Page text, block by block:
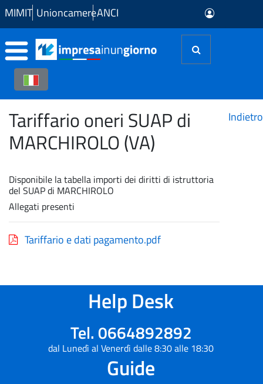
Skip to Main Content
MIMIT UnioncamereANCI
Tariffario oneri SUAP di
MARCHIROLO (VA)
Disponibile la tabella importi dei diritti di istruttoria
del SUAP di MARCHIROLO
Allegati presenti
Tariffario e dati pagamento.pdf
Indietro
Help Desk
Tel. 0664892892
dal Lunedì al Venerdì dalle 8:30 alle 18:30
Guide